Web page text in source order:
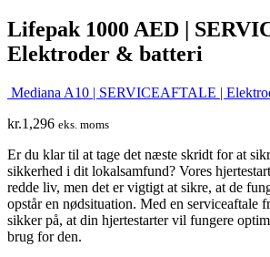
Lifepak 1000 AED |
Elektroder & batteri
Mediana A10 | SERVICEAFTALE |
kr.1,296 eks. moms
Er du klar til at tage det næste skridt for at
sikkerhed i dit lokalsamfund? Vores
redde liv, men det er vigtigt at sikre, at de
opstår en nødsituation. Med en serviceaftale
sikker på, at din hjertestarter vil fungere
brug for den.